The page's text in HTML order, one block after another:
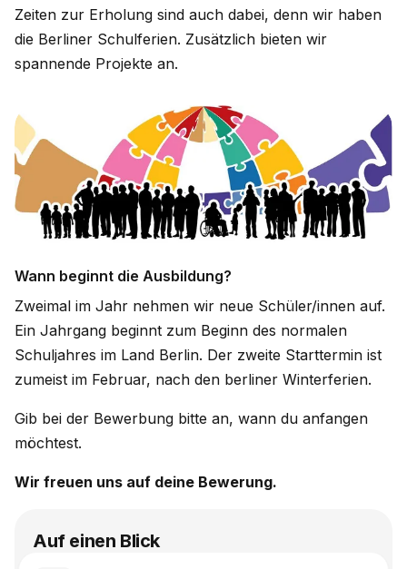
Zeiten zur Erholung sind auch dabei, denn wir haben
die Berliner Schulferien. Zusätzlich bieten wir
spannende Projekte an.
Wann beginnt die Ausbildung?
Zweimal im Jahr nehmen wir neue Schüler/innen auf.
Ein Jahrgang beginnt zum Beginn des normalen
Schuljahres im Land Berlin. Der zweite Starttermin ist
zumeist im Februar, nach den berliner Winterferien.
Gib bei der Bewerbung bitte an, wann du anfangen
möchtest.
Wir freuen uns auf deine Bewerung.
Auf einen Blick